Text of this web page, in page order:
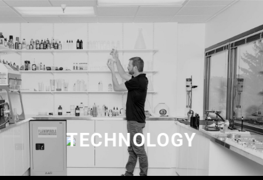
TECHNOLOGY